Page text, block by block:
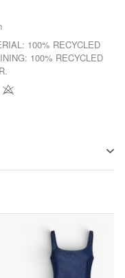
100% RECYCLED
100% RECYCLED